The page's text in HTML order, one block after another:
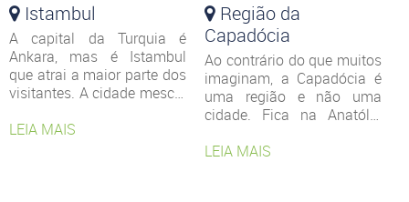
Istambul
A capital da Turquia é
Ankara, mas é Istambul
que atrai a maior parte dos
visitantes. A cidade mescla
com uma ótima estrutura
LEIA MAIS
Região da
Capadócia
Ao contrário do que muitos
imaginam, a Capadócia é
uma região e não uma
cidade. Fica na Anatólia
Turquia e ostenta uma
LEIA MAIS